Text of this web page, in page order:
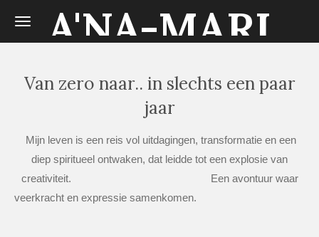
Ga
hoofdinhoud
A'NA-MARI
Van zero naar.. in slechts een paar
jaar
Mijn leven is een reis vol uitdagingen, transformatie en een
diep spiritueel ontwaken, dat leidde tot een explosie van
creativiteit. Een avontuur waar
veerkracht en expressie samenkomen.